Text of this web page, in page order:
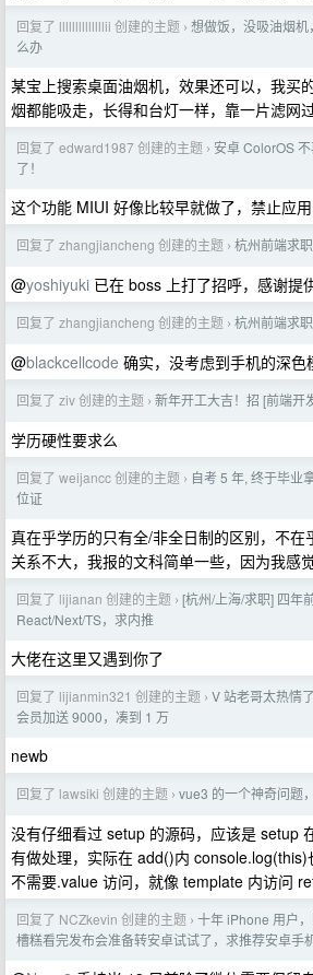
回复了 llllllllllllllii 创建的主题 › 想做饭，没吸油烟机
么办
某宝上搜索桌面油烟机，效果还可以，我买
烟都能吸走，长得和台灯一样，靠一片滤网
回复了 edward1987 创建的主题 › 安卓 ColorOS
了！
这个功能 MIUI 好像比较早就做了，禁止应
回复了 zhangjiancheng 创建的主题 › 杭州前端求职
@yoshiyuki 已在 boss 上打了招呼，感谢提
回复了 zhangjiancheng 创建的主题 › 杭州前端求职
@blackcellcode 确实，没考虑到手机的深色
回复了 ziv 创建的主题 › 新年开工大吉！招 [前端开
学历硬性要求么
回复了 weijancc 创建的主题 › 自考 5 年, 终于毕业
位证
真在乎学历的只有全/非全日制的区别，不在
关系不大，我报的文科简单一些，因为我感
回复了 lijianan 创建的主题 › [杭州/上海/求职] 四年
React/Next/TS，求内推
大佬在这里又遇到你了
回复了 lijianmin321 创建的主题 › V 站老哥太热情
会员加送 9000，凑到 1 万
newb
回复了 lawsiki 创建的主题 › vue3 的一个神奇问题
没有仔细看过 setup 的源码，应该是 setup
有做处理，实际在 add()内
不需要.value 访问，就像 template 内访问
回复了 NCZkevin 创建的主题 › 十年 iPhone 用户
槽糕看完发布会准备转安卓试试了，求推荐安卓手